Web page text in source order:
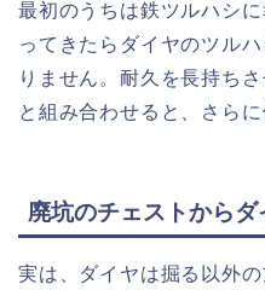
最初のうちは鉄ツルハシ
ってきたらダイヤのツル
りません。耐久を長持ち
と組み合わせると、さら
廃坑のチェストから
実は、ダイヤは掘る以外